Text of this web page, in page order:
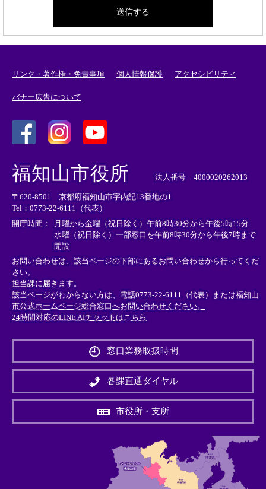
リンク・著作権・免責事項 個人情報保護 アクセシビリティ
バナー広告について
外
部
リ
ン
ク
＞
外
リ
ン
ク
＞
外
部
ン
ク
＞
福知山市役所 法人番号 4000020262013
〒620-8501 京都府福知山市字内記13番地の1
Tel：0773-22-6111（代表）
開庁時間：
月曜から金曜（祝日除く）午前8時30分から午後5時15分
水曜（祝日除く）一部窓口を午前8時30分から午後7時まで
開設
お問い合わせは、該当ページの下部にあるお問い合わせから行ってくだ
さい。
担当課に届きます。
該当ページがわからない方は、電話0773-22-6111（代表）または福知山
市公式ホームページ総合窓口へお問い合わせください。
24時間対応のLINE AIチャットはこちら
外
リ
ン
＞
窓口業務取扱時間
各課直通ダイヤル
市役所・支所